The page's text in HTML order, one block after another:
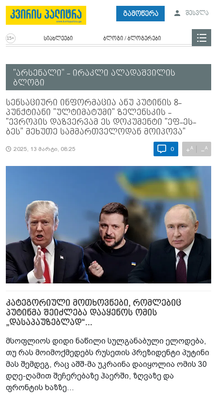
გამოწერა შესვლა
სიახლეები ბლოგი / ბლოგერები
"არსენალი" - ირაკლი ალადაშვილის
ბლოგი
სენსაციური ინფორმაცია ანუ პუტინის 8-
პუნქტიანი "ულტიმატუმი" ზელენსკის -
"ევროპის დაზვერვამ ეს დოკუმენტი "ეფ-ეს-
ბეს" მეხუთე სამმართველოდან მოიპოვა"
2025, 13 მარტი, 08:25 0 +A −A
კატეგორიული მოთხოვნები, რომლებიც
პუტინმა შეიძლება დააყენოს ომის
„დასაპაუზებლად“...
მსოფლიოს დიდი ნაწილი სულგანაბული ელოდება,
თუ რას მოიმოქმედებს რუსეთის პრეზიდენტი პუტინი
მას შემდეგ, რაც აშშ-მა უკრაინა დაიყოლია ომის 30
დღე-ღამით შეჩერებაზე ჰაერში, ზღვაზე და
ფრონტის ხაზზე...